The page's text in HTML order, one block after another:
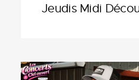
Jeudis Midi